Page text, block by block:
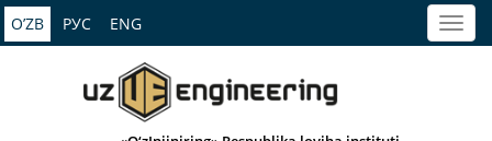
O’ZB РУС ENG